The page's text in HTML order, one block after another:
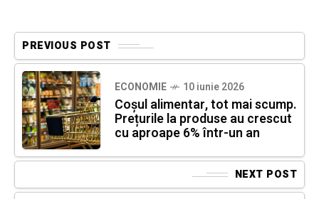
PREVIOUS POST
ECONOMIE 10 iunie 2026
Coșul alimentar, tot mai scump.
Prețurile la produse au crescut
cu aproape 6% într-un an
NEXT POST